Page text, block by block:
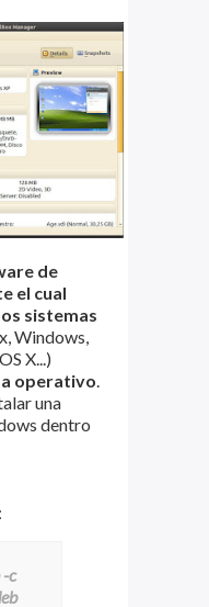
de
el cual
sistemas
Windows,
X...)
operativo
una
dentro
-c